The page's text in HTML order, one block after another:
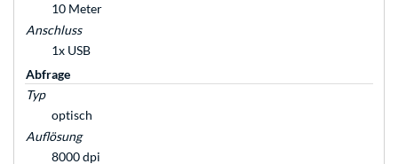
10 Meter
Anschluss
1x USB
Abfrage
Typ
optisch
Auflösung
8000 dpi